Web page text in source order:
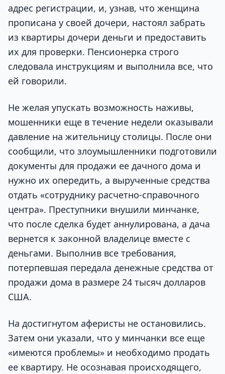
адрес регистрации, и, узнав, что женщина
прописана у своей дочери, настоял забрать
из квартиры дочери деньги и предоставить
их для проверки. Пенсионерка строго
следовала инструкциям и выполнила все, что
ей говорили.
Не желая упускать возможность наживы,
мошенники еще в течение недели оказывали
давление на жительницу столицы. После они
сообщили, что злоумышленники подготовили
документы для продажи ее дачного дома и
нужно их опередить, а вырученные средства
отдать «сотруднику расчетно-справочного
центра». Преступники внушили минчанке,
что после сделка будет аннулирована, а дача
вернется к законной владелице вместе с
деньгами. Выполнив все требования,
потерпевшая передала денежные средства от
продажи дома в размере 24 тысяч долларов
США.
На достигнутом аферисты не остановились.
Затем они указали, что у минчанки все еще
«имеются проблемы» и необходимо продать
ее квартиру. Не осознавая происходящего,